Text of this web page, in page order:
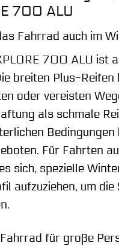
700 ALU
Fahrrad auch im
700 ALU ist
breiten Plus-Reifen
oder vereisten
als schmale
Bedingungen
Für Fahrten
sich, spezielle
aufzuziehen, um die
für große